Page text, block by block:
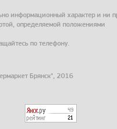
информационный характер и ни
определяемой положениями
по телефону.
Брянск", 2016